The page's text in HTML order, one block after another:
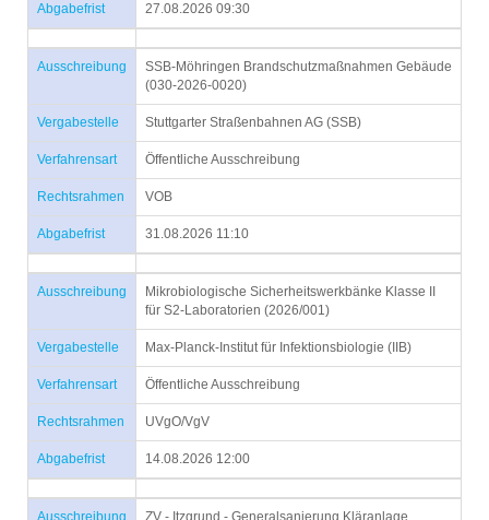
Abgabefrist 27.08.2026 09:30
Ausschreibung
SSB-Möhringen Brandschutzmaßnahmen Gebäude
(030-2026-0020)
Vergabestelle Stuttgarter Straßenbahnen AG (SSB)
Verfahrensart Öffentliche Ausschreibung
Rechtsrahmen VOB
Abgabefrist 31.08.2026 11:10
Ausschreibung
Mikrobiologische Sicherheitswerkbänke Klasse II
für S2-Laboratorien (2026/001)
Vergabestelle Max-Planck-Institut für Infektionsbiologie (IIB)
Verfahrensart Öffentliche Ausschreibung
Rechtsrahmen UVgO/VgV
Abgabefrist 14.08.2026 12:00
Ausschreibung ZV - Itzgrund - Generalsanierung Kläranlage